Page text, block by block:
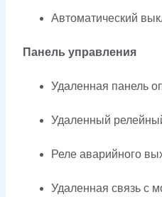
Автоматический
Панель управления
Удаленная панель
Удаленный
Реле аварийного
Удаленная связь с